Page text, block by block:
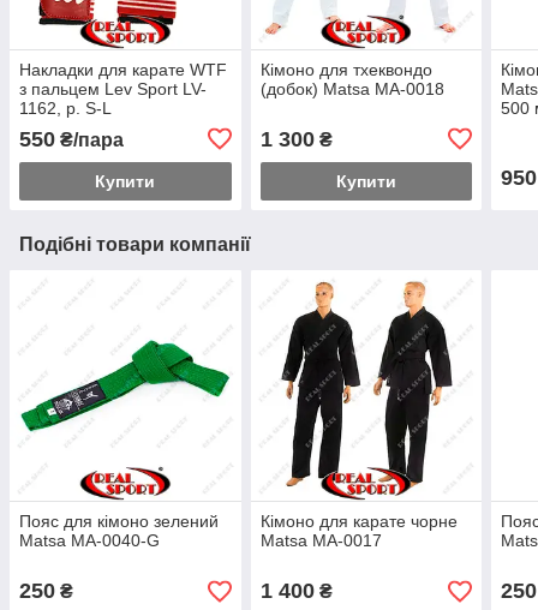
Накладки для карате WTF
з пальцем Lev Sport LV-
1162, р. S-L
550 ₴/пара
Купити
Кімоно для тхеквондо
(добок) Matsa MA-0018
1 300₴
Купити
500
950
Подібні товари компанії
Пояс для кімоно зелений
Matsa MA-0040-G
250 ₴
Кімоно для карате чорне
Matsa MA-0017
1 400₴ 250